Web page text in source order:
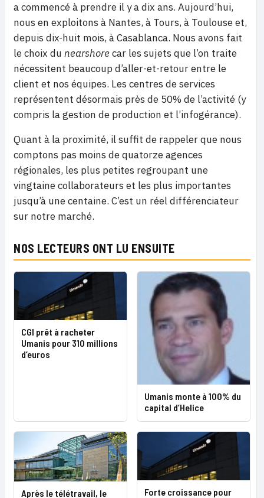
a commencé à prendre il y a dix ans. Aujourd’hui,
nous en exploitons à Nantes, à Tours, à Toulouse et,
depuis dix-huit mois, à Casablanca. Nous avons fait
le choix du nearshorecar les sujets que l’on traite
nécessitent beaucoup d’aller-et-retour entre le
client et nos équipes. Les centres de services
représentent désormais près de 50% de l’activité (y
compris la gestion de production et l’infogérance).
Quant à la proximité, il suffit de rappeler que nous
comptons pas moins de quatorze agences
régionales, les plus petites regroupant une
vingtaine collaborateurs et les plus importantes
jusqu’à une centaine. C’est un réel différenciateur
sur notre marché.
NOS LECTEURS ONT LU ENSUITE
CGI prêt à racheter
Umanis pour 310 millions
d’euros
Umanis monte à 100% du
capital d’Helice
Après le télétravail, le
Forte croissance pour